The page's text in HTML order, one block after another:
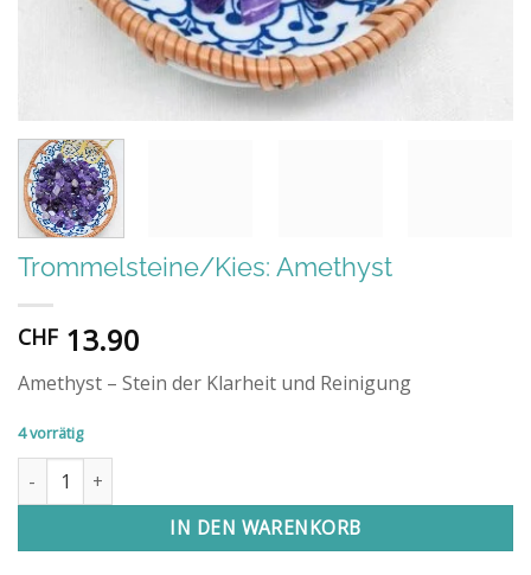
Trommelsteine/Kies: Amethyst
CHF 13.90
Amethyst – Stein der Klarheit und Reinigung
4 vorrätig
Trommelsteine/Kies: Amethyst Menge
IN DEN WARENKORB